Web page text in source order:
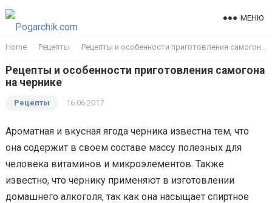
МЕНЮ
Home Рецепты Рецепты и особенности приготовления самогона на чернике
Рецепты и особенности приготовления самогона
на чернике
Рецепты 16.06.2017
Ароматная и вкусная ягода черника известна тем, что
она содержит в своем составе массу полезных для
человека витаминов и микроэлементов. Также
известно, что чернику применяют в изготовлении
домашнего алкоголя, так как она насыщает спиртное